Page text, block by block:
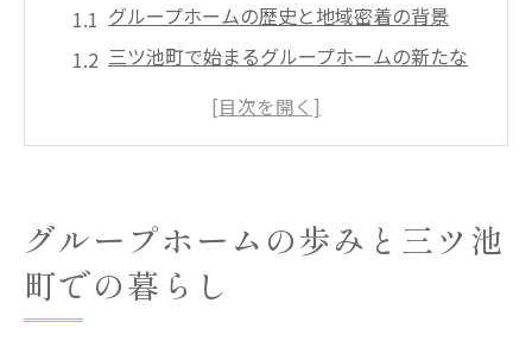
グループホームの歴史と地域密着の背景
三ツ池町で始まるグループホームの新たな
探る
三ツ池町で選ぶグループホーム生活の魅力
グループホームの歩みと三ツ池
町での暮らし